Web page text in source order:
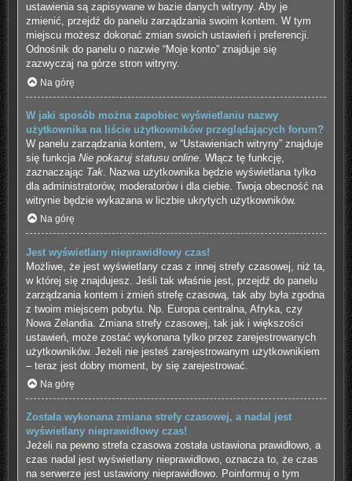
ustawienia są zapisywane w bazie danych witryny. Aby je
zmienić, przejdź do panelu zarządzania swoim kontem. W tym
miejscu możesz dokonać zmian swoich ustawień i preferencji.
Odnośnik do panelu o nazwie “Moje konto” znajduje się
zazwyczaj na górze stron witryny.
Na górę
W jaki sposób można zapobiec wyświetlaniu nazwy
użytkownika na liście użytkowników przeglądających forum?
W panelu zarządzania kontem, w “Ustawieniach witryny” znajduje
się funkcja Nie pokazuj statusu online. Włącz tę funkcję,
zaznaczając Tak. Nazwa użytkownika będzie wyświetlana tylko
dla administratorów, moderatorów i dla ciebie. Twoja obecność na
witrynie będzie wykazana w liczbie ukrytych użytkowników.
Na górę
Jest wyświetlany nieprawidłowy czas!
Możliwe, że jest wyświetlany czas z innej strefy czasowej, niż ta,
w której się znajdujesz. Jeśli tak właśnie jest, przejdź do panelu
zarządzania kontem i zmień strefę czasową, tak aby była zgodna
z twoim miejscem pobytu. Np. Europa centralna, Afryka, czy
Nowa Zelandia. Zmiana strefy czasowej, tak jak i większości
ustawień, może zostać wykonana tylko przez zarejestrowanych
użytkowników. Jeżeli nie jesteś zarejestrowanym użytkownikiem
– teraz jest dobry moment, by się zarejestrować.
Na górę
Została wykonana zmiana strefy czasowej, a nadal jest
wyświetlany nieprawidłowy czas!
Jeżeli na pewno strefa czasowa została ustawiona prawidłowo, a
czas nadal jest wyświetlany nieprawidłowo, oznacza to, że czas
na serwerze jest ustawiony nieprawidłowo. Poinformuj o tym